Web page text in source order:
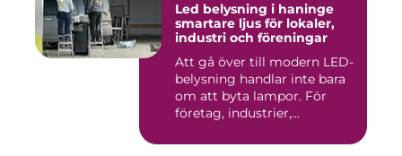
Led belysning i haninge
smartare ljus för lokaler,
industri och föreningar
Att gå över till modern LED-
belysning handlar inte bara
om att byta lampor. För
företag, industrier,...